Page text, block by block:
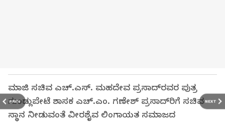
PREV NEXT
ಮಾಜಿ ಸಚಿವ ಎಚ್.ಎಸ್. ಮಹದೇವ ಪ್ರಸಾದ್‌ರವರ ಪುತ್ರ
ಗುಂಡ್ಲುಪೇಟೆ ಶಾಸಕ ಎಚ್.ಎಂ. ಗಣೇಶ್ ಪ್ರಸಾದ್‌ರಿಗೆ ಸಚಿವ
ಸ್ಥಾನ ನೀಡುವಂತೆ ವೀರಶೈವ ಲಿಂಗಾಯತ ಸಮಾಜದ